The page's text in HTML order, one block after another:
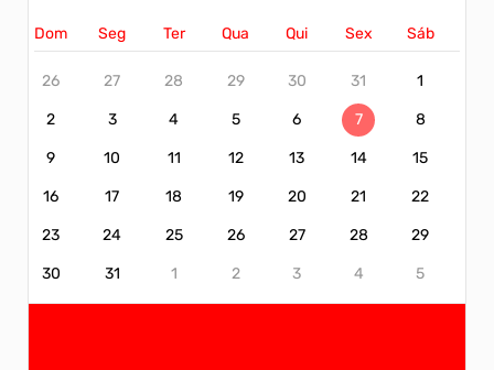
Dom Seg Ter Qua Qui Sex Sáb
26 27 28 29 30 31 1
2 3 4 5 6 7 8
9 10 11 12 13 14 15
16 17 18 19 20 21 22
23 24 25 26 27 28 29
30 31 1 2 3 4 5